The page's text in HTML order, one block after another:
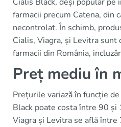
farmacii precum Catena, din
necontrolat. În schimb,
Cialis, Viagra, și Levitra
farmacii din România,
Preț mediu în
Prețurile variază în funcție
Black poate costa între 90 și
Viagra și Levitra se află între